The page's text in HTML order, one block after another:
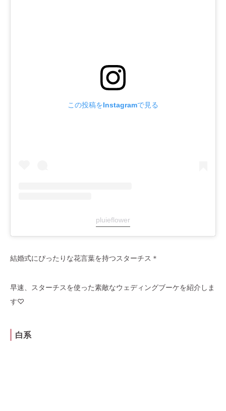
この投稿をInstagramで見る
pluieflower
結婚式にぴったりな花言葉を持つスターチス＊
早速、スターチスを使った素敵なウェディングブーケを紹介しま
す♡
白系